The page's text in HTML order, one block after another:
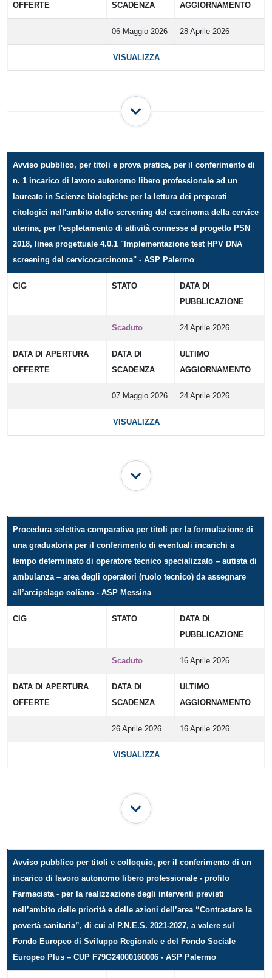
OFFERTE
SCADENZA
AGGIORNAMENTO
06 Maggio 2026 28 Aprile 2026
VISUALIZZA
Avviso pubblico, per titoli e prova pratica, per il conferimento di
n. 1 incarico di lavoro autonomo libero professionale ad un
laureato in Scienze biologiche per la lettura dei preparati
citologici nell'ambito dello screening del carcinoma della cervice
uterina, per l'espletamento di attività connesse al progetto PSN
2018, linea progettuale 4.0.1 "Implementazione test HPV DNA
screening del cervicocarcinoma" - ASP Palermo
CIG STATO
DATA DI
PUBBLICAZIONE
Scaduto 24 Aprile 2026
DATA DI APERTURA
OFFERTE
DATA DI
SCADENZA
ULTIMO
AGGIORNAMENTO
07 Maggio 2026 24 Aprile 2026
VISUALIZZA
Procedura selettiva comparativa per titoli per la formulazione di
una graduatoria per il conferimento di eventuali incarichi a
tempo determinato di operatore tecnico specializzato – autista di
ambulanza – area degli operatori (ruolo tecnico) da assegnare
all’arcipelago eoliano - ASP Messina
CIG STATO
DATA DI
PUBBLICAZIONE
Scaduto 16 Aprile 2026
DATA DI APERTURA
OFFERTE
DATA DI
SCADENZA
ULTIMO
AGGIORNAMENTO
26 Aprile 2026 16 Aprile 2026
VISUALIZZA
Avviso pubblico per titoli e colloquio, per il conferimento di un
incarico di lavoro autonomo libero professionale - profilo
Farmacista - per la realizzazione degli interventi previsti
nell’ambito delle priorità e delle azioni dell’area “Contrastare la
povertà sanitaria”, di cui al P.N.E.S. 2021-2027, a valere sul
Fondo Europeo di Sviluppo Regionale e del Fondo Sociale
Europeo Plus – CUP F79G24000160006 - ASP Palermo